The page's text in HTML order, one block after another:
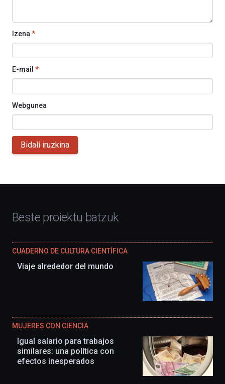
Izena *
E-mail *
Webgunea
Bidali iruzkina
Beste proiektu batzuk
CUADERNO DE CULTURA CIENTÍFICA
Viaje alrededor del mundo
MUJERES CON CIENCIA
Igual salario para trabajos
similares: una política con
efectos inesperados